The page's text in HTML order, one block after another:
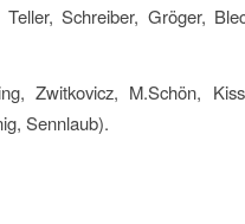
Schreiber, Gröger,
Zwitkovicz, M.Schön,
Sennlaub).